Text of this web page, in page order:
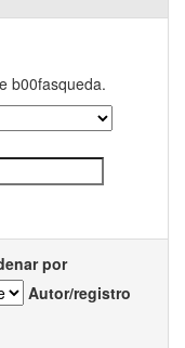
b00fasqueda.
por
Autor/registro